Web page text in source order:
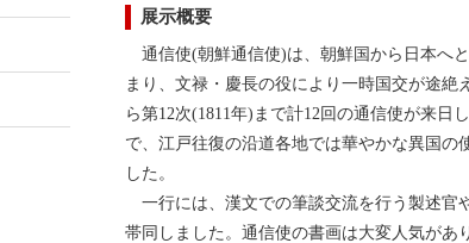
展示概要
通信使(朝鮮通信使)は、朝鮮国から日本へ
まり、文禄・慶長の役により一時国交が途絶
ら第12次(1811年)まで計12回の通信使が来日
で、江戸往復の沿道各地では華やかな異国の
した。
一行には、漢文での筆談交流を行う製述官
帯同しました。通信使の書画は大変人気があ